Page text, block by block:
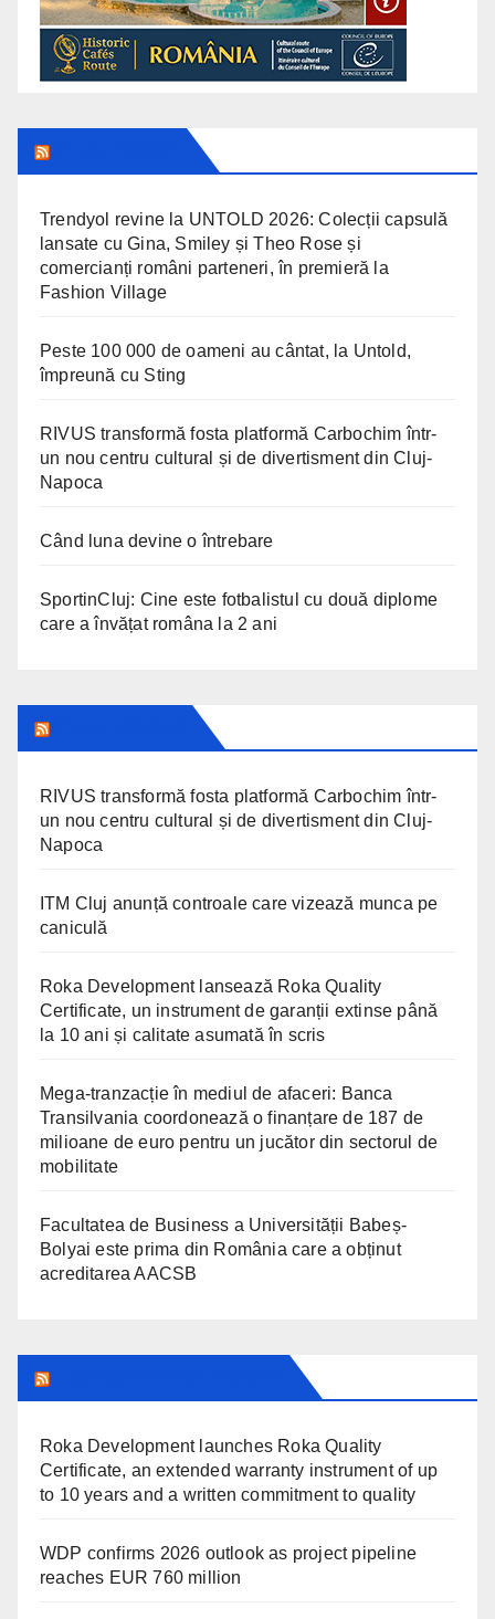
Trendyol revine la UNTOLD 2026: Colecții capsulă
lansate cu Gina, Smiley și Theo Rose și
comercianți români parteneri, în premieră la
Fashion Village
Peste 100 000 de oameni au cântat, la Untold,
împreună cu Sting
RIVUS transformă fosta platformă Carbochim într-
un nou centru cultural și de divertisment din Cluj-
Napoca
Când luna devine o întrebare
SportinCluj: Cine este fotbalistul cu două diplome
care a învățat româna la 2 ani
RIVUS transformă fosta platformă Carbochim într-
un nou centru cultural și de divertisment din Cluj-
Napoca
ITM Cluj anunță controale care vizează munca pe
caniculă
Roka Development lansează Roka Quality
Certificate, un instrument de garanții extinse până
la 10 ani și calitate asumată în scris
Mega-tranzacție în mediul de afaceri: Banca
Transilvania coordonează o finanțare de 187 de
milioane de euro pentru un jucător din sectorul de
mobilitate
Facultatea de Business a Universității Babeș-
Bolyai este prima din România care a obținut
acreditarea AACSB
Roka Development launches Roka Quality
Certificate, an extended warranty instrument of up
to 10 years and a written commitment to quality
WDP confirms 2026 outlook as project pipeline
reaches EUR 760 million